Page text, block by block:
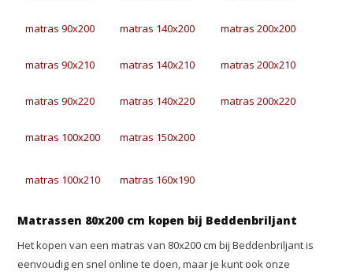
matras 90x200 matras 140x200 matras 200x200
matras 90x210 matras 140x210 matras 200x210
matras 90x220 matras 140x220 matras 200x220
matras 100x200 matras 150x200
matras 100x210 matras 160x190
Matrassen 80x200 cm kopen bij Beddenbriljant
Het kopen van een matras van 80x200 cm bij Beddenbriljant is
eenvoudig en snel online te doen, maar je kunt ook onze